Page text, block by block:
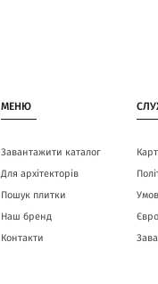
МЕНЮ
Завантажити каталог
Для архітекторів
Пошук плитки
Наш бренд
Контакти